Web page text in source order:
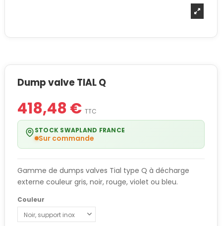
Dump valve TIAL Q
418,48 € TTC
STOCK SWAPLAND FRANCE
Sur commande
Gamme de dumps valves Tial type Q à décharge
externe couleur gris, noir, rouge, violet ou bleu.
Couleur